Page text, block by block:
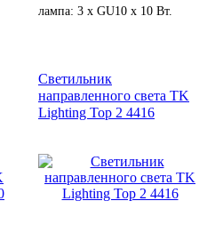
лампа: 3 х GU10 х 10 Вт.
Светильник
направленного света TK
Lighting Top 2 4416